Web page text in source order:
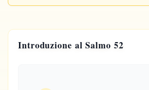
Introduzione al Salmo 52